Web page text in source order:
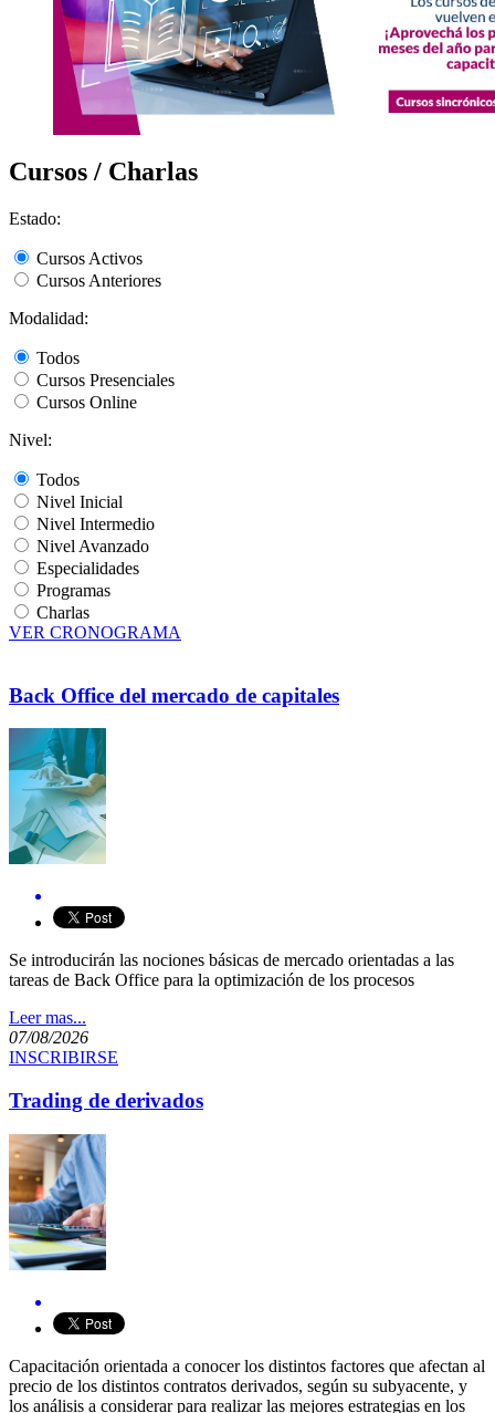
Cursos / Charlas
Estado:
Cursos Activos
Cursos Anteriores
Modalidad:
Todos
Cursos Presenciales
Cursos Online
Nivel:
Todos
Nivel Inicial
Nivel Intermedio
Nivel Avanzado
Especialidades
Programas
Charlas
VER CRONOGRAMA
Back Office del mercado de capitales
​Se introducirán las nociones básicas de mercado orientadas a las
tareas de Back Office para la optimización de los procesos
Leer mas...
07/08/2026
INSCRIBIRSE
Trading de derivados
Capacitación orientada a conocer los distintos factores que afectan al
precio de los distintos contratos derivados, según su subyacente, y
los análisis a considerar para realizar las mejores estrategias en los